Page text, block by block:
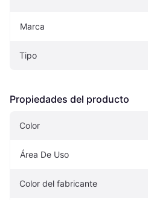
Marca
Tipo
Propiedades del producto
Color
Área De Uso
Color del fabricante